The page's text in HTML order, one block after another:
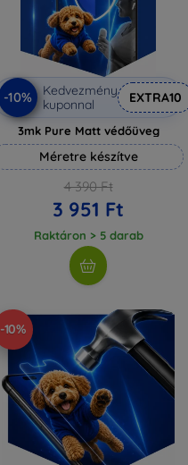
-10%
Kedvezmény
kuponnal
EXTRA10
3mk Pure Matt védőüveg
Méretre készítve
4 390 Ft
3 951 Ft
Raktáron > 5 darab
-10%